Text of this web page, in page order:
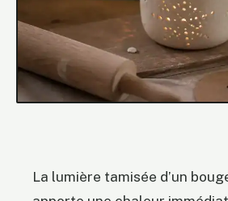
La lumière tamisée d’un